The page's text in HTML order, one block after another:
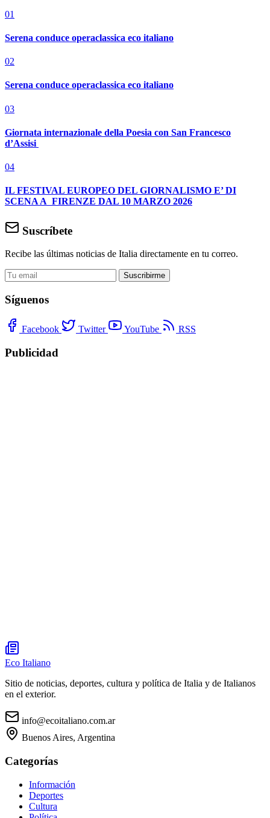
01
Serena conduce operaclassica eco italiano
02
Serena conduce operaclassica eco italiano
03
Giornata internazionale della Poesia con San Francesco
d’Assisi
04
IL FESTIVAL EUROPEO DEL GIORNALISMO E’ DI
SCENA A FIRENZE DAL 10 MARZO 2026
Suscríbete
Recibe las últimas noticias de Italia directamente en tu correo.
Suscribirme
Síguenos
Facebook Twitter YouTube RSS
Publicidad
Eco Italiano
Sitio de noticias, deportes, cultura y política de Italia y de Italianos
en el exterior.
info@ecoitaliano.com.ar
Buenos Aires, Argentina
Categorías
Información
Deportes
Cultura